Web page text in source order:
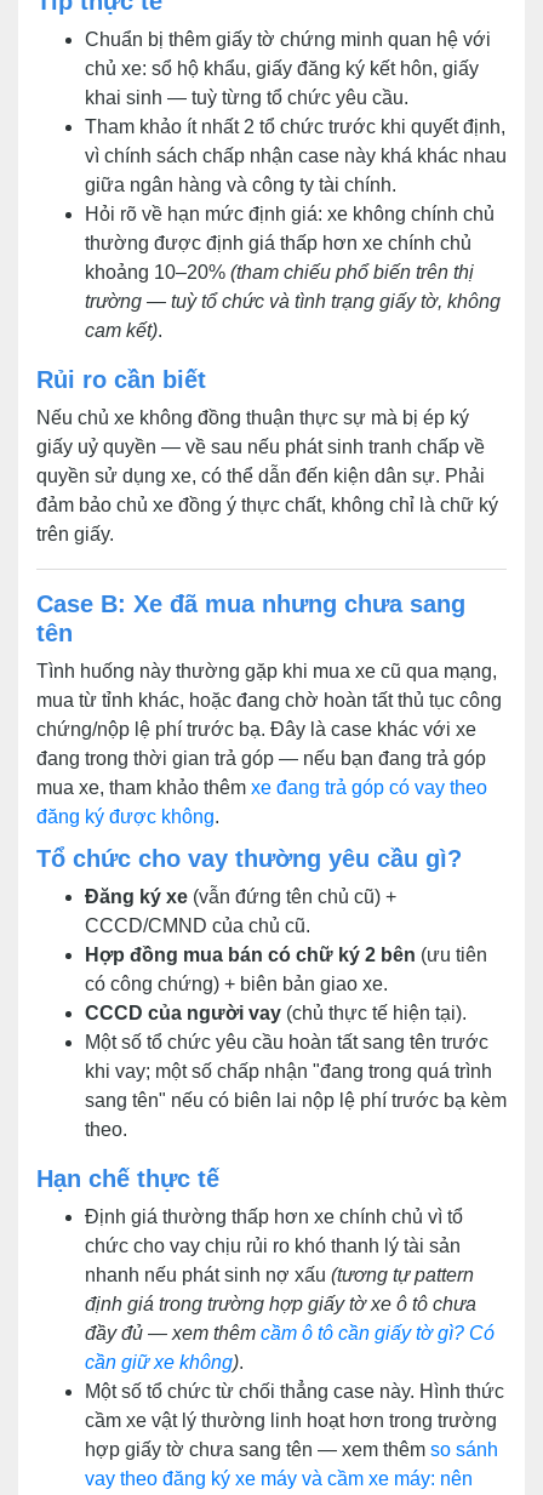
Chuẩn bị thêm giấy tờ chứng minh quan hệ với
chủ xe: sổ hộ khẩu, giấy đăng ký kết hôn, giấy
khai sinh — tuỳ từng tổ chức yêu cầu.
Tham khảo ít nhất 2 tổ chức trước khi quyết định,
vì chính sách chấp nhận case này khá khác nhau
giữa ngân hàng và công ty tài chính.
Hỏi rõ về hạn mức định giá: xe không chính chủ
thường được định giá thấp hơn xe chính chủ
khoảng 10–20% (tham chiếu phổ biến trên thị
trường — tuỳ tổ chức và tình trạng giấy tờ, không
cam kết).
Rủi ro cần biết
Nếu chủ xe không đồng thuận thực sự mà bị ép ký
giấy uỷ quyền — về sau nếu phát sinh tranh chấp về
quyền sử dụng xe, có thể dẫn đến kiện dân sự. Phải
đảm bảo chủ xe đồng ý thực chất, không chỉ là chữ ký
trên giấy.
Case B: Xe đã mua nhưng chưa sang
tên
Tình huống này thường gặp khi mua xe cũ qua mạng,
mua từ tỉnh khác, hoặc đang chờ hoàn tất thủ tục công
chứng/nộp lệ phí trước bạ. Đây là case khác với xe
đang trong thời gian trả góp — nếu bạn đang trả góp
mua xe, tham khảo thêm xe đang trả góp có vay theo
đăng ký được không.
Tổ chức cho vay thường yêu cầu gì?
Đăng ký xe (vẫn đứng tên chủ cũ) +
CCCD/CMND của chủ cũ.
Hợp đồng mua bán có chữ ký 2 bên (ưu tiên
có công chứng) + biên bản giao xe.
CCCD của người vay (chủ thực tế hiện tại).
Một số tổ chức yêu cầu hoàn tất sang tên trước
khi vay; một số chấp nhận "đang trong quá trình
sang tên" nếu có biên lai nộp lệ phí trước bạ kèm
theo.
Hạn chế thực tế
Định giá thường thấp hơn xe chính chủ vì tổ
chức cho vay chịu rủi ro khó thanh lý tài sản
nhanh nếu phát sinh nợ xấu (tương tự pattern
định giá trong trường hợp giấy tờ xe ô tô chưa
đầy đủ — xem thêm cầm ô tô cần giấy tờ gì? Có
cần giữ xe không).
Một số tổ chức từ chối thẳng case này. Hình thức
cầm xe vật lý thường linh hoạt hơn trong trường
hợp giấy tờ chưa sang tên — xem thêm so sánh
vay theo đăng ký xe máy và cầm xe máy: nên